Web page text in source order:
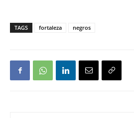
TAGS fortaleza negros